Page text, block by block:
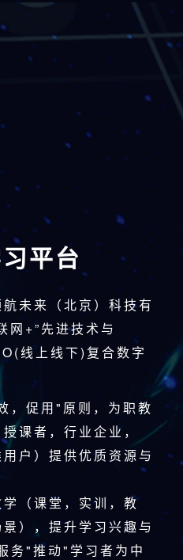
平台
航未来（北京）科技有
网+”先进技术与
线上线下)复合数字
，促用"原则，为职教
课者，行业企业，
户）提供优质资源与
（课堂，实训，教
），提升学习兴趣与
务"推动"学习者为中